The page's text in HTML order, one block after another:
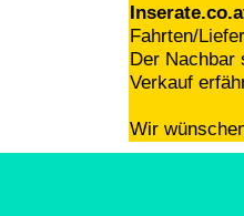
Fahrten/
Der Nachbar
Verkauf
Wir